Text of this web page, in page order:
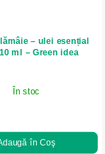
– ulei esențial
ml – Green idea
În stoc
în Coş